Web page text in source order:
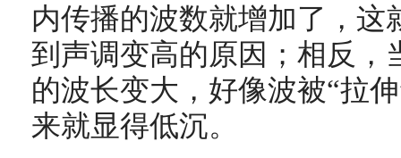
内传播的波数就增加了，这
到声调变高的原因；相反，
的波长变大，好像波被“拉
来就显得低沉。